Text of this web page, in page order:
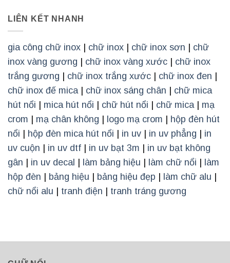
LIÊN KẾT NHANH
gia công chữ inox chữ inox chữ inox sơn
chữ
inox vàng gương
chữ inox vàng xước
chữ inox
trắng gương
chữ inox trắng xước chữ inox đen
chữ inox đế mica| chữ inox sáng chân
chữ mica
hút nổi
mica hút nổi chữ hút nổi chữ mica| mạ
crom
mạ chân không logo mạ crom
hộp đèn hút
nổi
hộp đèn mica hút nổi in uv in uv phẳng
in
uv cuộn
in uv dtf in uv bạt 3m
in uv bạt không
gân
in uv decal làm bảng hiệu làm chữ nổi
làm
hộp đèn
bảng hiệu bảng hiệu đẹp làm chữ alu
chữ nổi alu
tranh điện tranh tráng gương